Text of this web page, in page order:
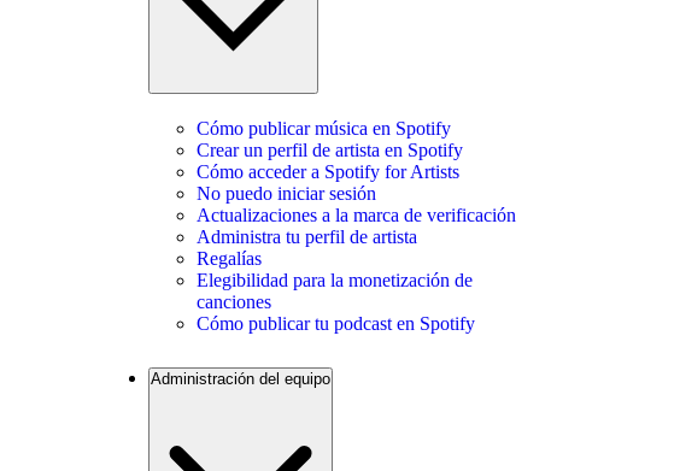
Cómo publicar música en Spotify
Crear un perfil de artista en Spotify
Cómo acceder a Spotify for Artists
No puedo iniciar sesión
Actualizaciones a la marca de verificación
Administra tu perfil de artista
Regalías
Elegibilidad para la monetización de
canciones
Cómo publicar tu podcast en Spotify
Administración del equipo